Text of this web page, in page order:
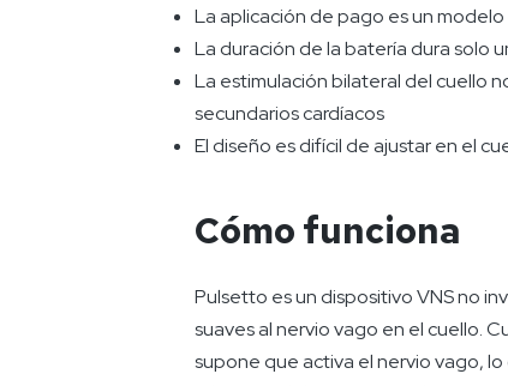
La aplicación de pago es un
La duración de la batería dura solo
La estimulación bilateral del cuello
secundarios cardíacos
El diseño es difícil de ajustar en el
Cómo funciona
Pulsetto es un dispositivo VNS no
suaves al nervio vago en el cuello.
supone que activa el nervio vago,